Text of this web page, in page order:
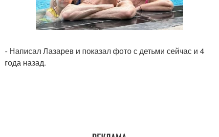
- Написал Лазарев и показал фото с детьми сейчас и 4
года назад.